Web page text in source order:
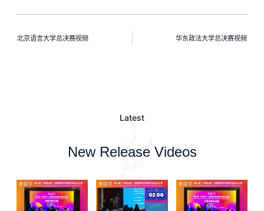
北京语言大学总决赛视频 华东政法大学总决赛视频
Latest
New Release Videos